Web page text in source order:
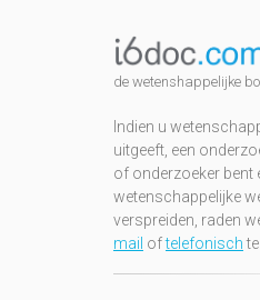
de wetenshappelijke
Indien u
uitgeeft, een
of onderzoeker bent
wetenschappelijke
verspreiden, raden
mail oftelefonisch